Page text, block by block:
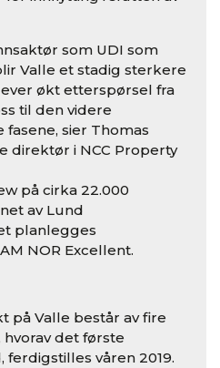
som UDI som
Valle et stadig sterkere
økt etterspørsel fra
til den videre
sier Thomas
direktør i NCC Property
på cirka 22.000
av Lund
planlegges
NOR Excellent.
på Valle består av fire
det første
ferdigstilles våren 2019.